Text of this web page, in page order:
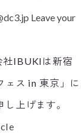
Leave your
社IBUKIは新宿
ェス in 東京」に
上げます。